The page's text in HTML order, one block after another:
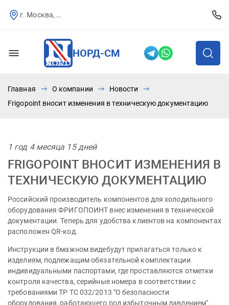
г. Москва, Севастопольский пр-т, д.25
НОРД-СМ
Главная О компании
Новости
Frigopoint вносит изменения в техническую документацию
1 год 4 месяца 15 дней
FRIGOPOINT ВНОСИТ ИЗМЕНЕНИЯ В
ТЕХНИЧЕСКУЮ ДОКУМЕНТАЦИЮ
Российский производитель компонентов для холодильного
оборудования ФРИГОПОИНТ внес изменения в технической
документации. Теперь для удобства клиентов на компонентах
расположен QR-код.
Инструкции в бмажном видебудут прилагаться только к
изделиям, подлежащим обязательной комплектации
индивидуальными паспортами, где проставляются отметки
контроля качества, серийные номера в соответствии с
требованиями ТР ТС 032/2013 "О безопасности
оборудования, работающего под избыточным давлением".